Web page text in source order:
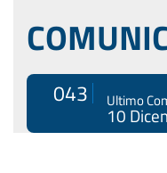
043 Ultimo
10